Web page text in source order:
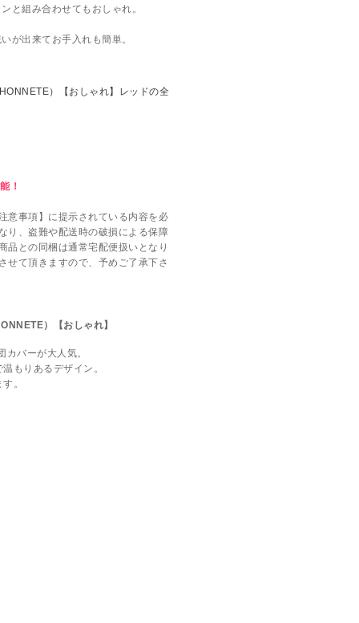
と組み合わせてもおしゃれ。
が出来てお手入れも簡単。
！
意事項】に提示されている内容を必
り、盗難や配送時の破損による保障
品との同梱は通常宅配便扱いとなり
せて頂きますので、予めご了承下さ
）【おしゃれ】
バーが大人気。
もりあるデザイン。
。